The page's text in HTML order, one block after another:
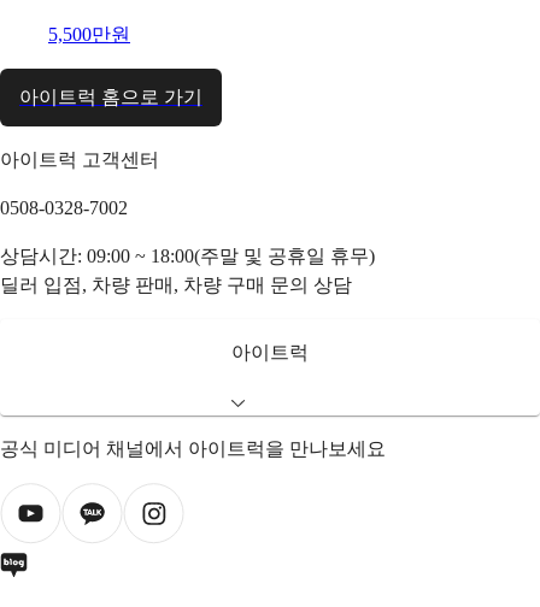
5,500만원
아이트럭 홈으로 가기
아이트럭 고객센터
0508-0328-7002
상담시간: 09:00 ~ 18:00(주말 및 공휴일 휴무)
딜러 입점, 차량 판매, 차량 구매 문의 상담
아이트럭
공식 미디어 채널에서 아이트럭을 만나보세요